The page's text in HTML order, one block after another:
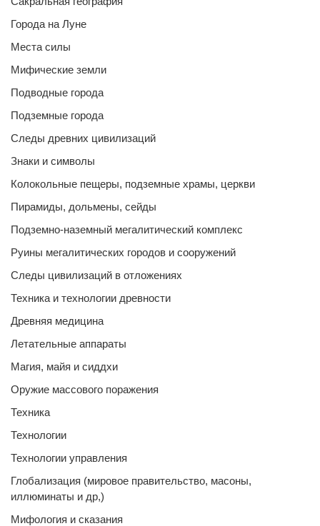
Города на Луне
Места силы
Мифические земли
Подводные города
Подземные города
Следы древних цивилизаций
Знаки и символы
Колокольные пещеры, подземные храмы, церкви
Пирамиды, дольмены, сейды
Подземно-наземный мегалитический комплекс
Руины мегалитических городов и сооружений
Следы цивилизаций в отложениях
Техника и технологии древности
Древняя медицина
Летательные аппараты
Магия, майя и сиддхи
Оружие массового поражения
Техника
Технологии
Технологии управления
Глобализация (мировое правительство, масоны,
иллюминаты и др,)
Мифология и сказания